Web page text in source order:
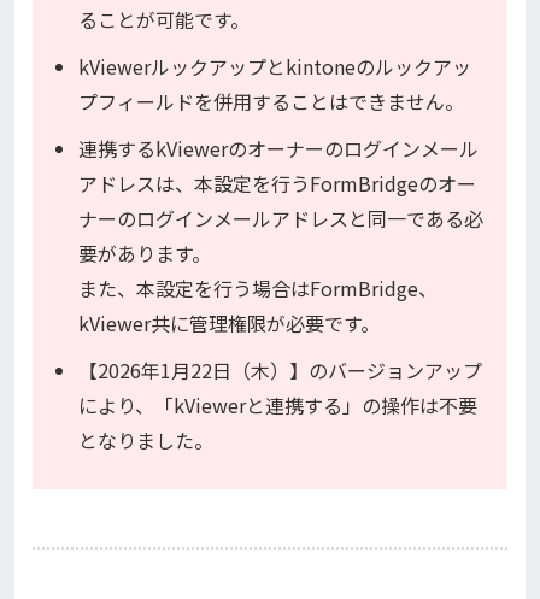
ることが可能です。
kViewerルックアップとkintoneのルックアッ
プフィールドを併用することはできません。
連携するkViewerのオーナーのログインメール
アドレスは、本設定を行うFormBridgeのオー
ナーのログインメールアドレスと同一である必
要があります。
また、本設定を行う場合はFormBridge、
kViewer共に管理権限が必要です。
【2026年1月22日（木）】のバージョンアップ
により、「kViewerと連携する」の操作は不要
となりました。